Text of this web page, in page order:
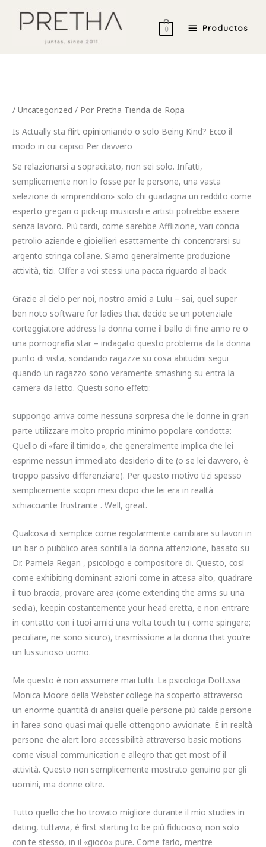
Productos
0
/Uncategorized / Por Pretha Tienda de Ropa
Is Actually staflirt opinioniando o solo Being Kind? Ecco il
modo in cui capisci Per davvero
Se relazionarsi a sopracitato, non sei solo. Infatti,
semplicemente non lo fosse per le persone, una vasta
selezione di «imprenditori» solo chi guadagna un reddito come
esperto gregari o pick-up musicisti e artisti potrebbe essere
senza lavoro. Più tardi, come sarebbe Afflizione, vari concia
petrolio aziende e gioiellieri esattamente chi concentrarsi su
argento stringa collane. Siamo generalmente produzione
attività, tizi. Offer a voi stessi una pacca riguardo al back.
Grazie al cielo per noi, nostro amici a Lulu – sai, quel super
ben noto software for ladies that decide se un potenziale
corteggiatore address la donna come il ballo di fine anno re o
una pornografia star – indagato questo problema da la donna
punto di vista, sondando ragazze su cosa abitudini segui
quando un ragazzo sono veramente smashing su entra la
camera da letto. Questi sono effetti:
suppongo arriva come nessuna sorpresa che le donne in gran
parte utilizzare molto proprio minimo popolare condotta:
Quello di «fare il timido», che generalmente implica che lei
esprime nessun immediato desiderio di te (o se lei davvero, è
troppo passivo differenziare). Per questo motivo tizi spesso
semplicemente scopri mesi dopo che lei era in realtà
schiacciante frustrante . Well, great.
Qualcosa di semplice come regolarmente cambiare su lavori in
un bar o pubblico area scintilla la donna attenzione, basato su
Dr. Pamela Regan , psicologo e compositore di. Questo, così
come exhibiting dominant azioni come in attesa alto, quadrare
il tuo braccia, provare area (come extending the arms su una
sedia), keepin costantemente your head eretta, e non entrare
in contatto con i tuoi amici una volta touch tu ( come spingere;
peculiare, ne sono sicuro), trasmissione a la donna that you’re
un lussurioso uomo.
Ma questo è non assumere mai tutti. La psicologa Dott.ssa
Monica Moore della Webster college ha scoperto attraverso
un enorme quantità di analisi quelle persone più calde persone
in l’area sono quasi mai quelle ottengono avvicinate. È in realtà
persone che alert loro accessibilità attraverso basic motions
come visual communication e allegro that get most of il
attività. Questo non semplicemente mostrato genuino per gli
uomini, ma donne oltre.
Tutto quello che ho trovato migliore durante il mio studies in
dating, tuttavia, è first starting to be più fiducioso; non solo
con te stesso, in il «gioco» pure. Come farlo, mentre